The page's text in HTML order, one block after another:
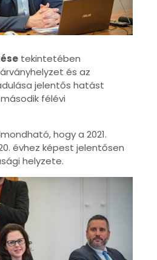
tekintetében
és az
jelentős hatást
félévi
hogy a 2021.
évhez képest jelentősen
helyzete.